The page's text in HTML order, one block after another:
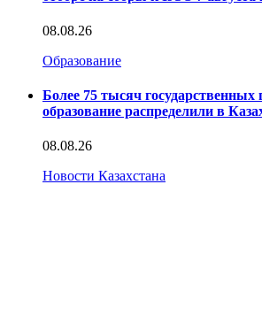
08.08.26
Образование
Более 75 тысяч
образование распределили в
08.08.26
Новости Казахстана